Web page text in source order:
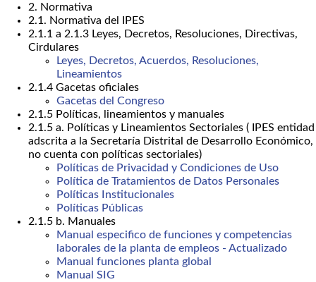
2. Normativa
2.1. Normativa del IPES
2.1.1 a 2.1.3 Leyes, Decretos, Resoluciones, Directivas,
Cirdulares
Leyes, Decretos, Acuerdos, Resoluciones,
Lineamientos
2.1.4 Gacetas oficiales
Gacetas del Congreso
2.1.5 Políticas, lineamientos y manuales
2.1.5 a. Políticas y Lineamientos Sectoriales ( IPES entidad
adscrita a la Secretaría Distrital de Desarrollo Económico,
no cuenta con políticas sectoriales)
Políticas de Privacidad y Condiciones de Uso
Política de Tratamientos de Datos Personales
Políticas Institucionales
Políticas Públicas
2.1.5 b. Manuales
Manual especifico de funciones y competencias
laborales de la planta de empleos - Actualizado
Manual funciones planta global
Manual SIG